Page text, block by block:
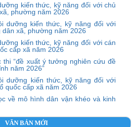
kiến thức, kỹ năng đối với chủ
phường năm 2026
dưỡng kiến thức, kỹ năng đối với
dân xã, phường năm 2026
kiến thức, kỹ năng đối với cán
cấp xã năm 2026
thi “đề xuất ý tưởng nghiên cứu đề
năm 2026”
dưỡng kiến thức, kỹ năng đối với
quốc cấp xã năm 2026
về mô hình dân vận khéo và kinh
VĂN BẢN MỚI